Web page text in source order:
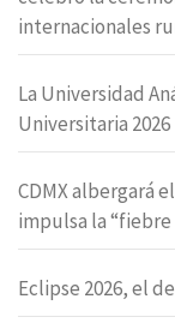
internacionales
La Universidad
Universitaria 2026
CDMX albergará
impulsa la
Eclipse 2026, el